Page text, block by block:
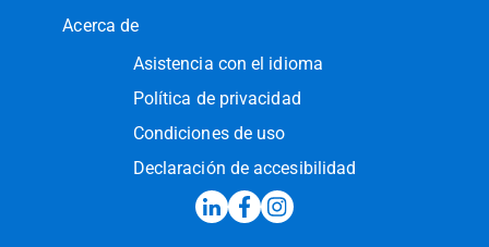
Acerca de
Asistencia con el idioma
Política de privacidad
Condiciones de uso
Declaración de accesibilidad